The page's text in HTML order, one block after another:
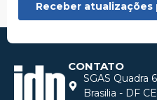
CONTATO
SGAS Quadra
Brasilia - DF